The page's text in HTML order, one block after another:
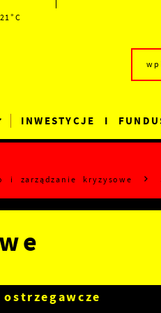
21°C
INWESTYCJE I
i zarządzanie kryzysowe